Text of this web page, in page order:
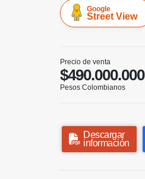
Google
Street View
Precio de venta
$490.000.000
Pesos Colombianos
Descargar
información